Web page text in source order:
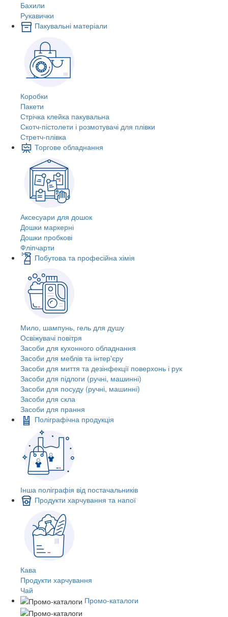
Бахили
Рукавички
Пакувальні матеріали
Коробки
Пакети
Стрічка клейка пакувальна
Скотч-пістолети і розмотувачі для плівки
Стретч-плівка
Торгове обладнання
Аксесуари для дошок
Дошки маркерні
Дошки пробкові
Фліпчарти
Побутова та професійна хімія
Мило, шампунь, гель для душу
Освіжувачі повітря
Засоби для кухонного обладнання
Засоби для меблів та інтер'єру
Засоби для миття та дезінфекції поверхонь і рук
Засоби для підлоги (ручні, машинні)
Засоби для посуду (ручні, машинні)
Засоби для скла
Засоби для прання
Поліграфічна продукція
Інша поліграфія від постачальників
Продукти харчування та напої
Кава
Продукти харчування
Чай
Промо-каталоги